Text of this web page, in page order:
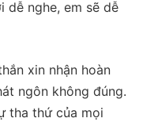
dễ nghe, em sẽ dễ
xin nhận hoàn
ngôn không đúng.
tha thứ của mọi